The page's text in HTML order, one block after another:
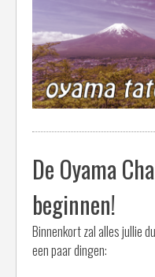
De Oyama
beginnen!
Binnenkort zal alles jullie
een paar dingen: